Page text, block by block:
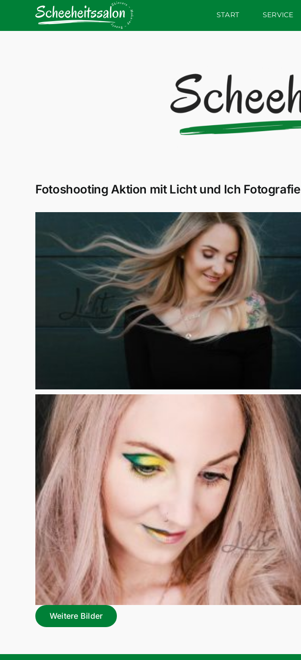
springen
START SERVICE
Fotoshooting Aktion mit Licht und Ich Fotografie
Weitere Bilder